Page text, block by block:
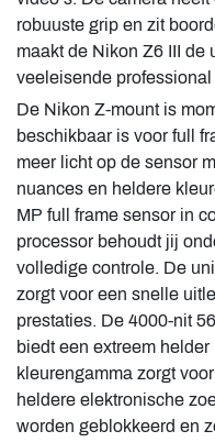
robuuste grip en zit
maakt de Nikon Z6 III de
veeleisende
De Nikon Z-mount is
beschikbaar is voor full
meer licht op de sensor
nuances en heldere
MP full frame sensor in
processor behoudt jij
volledige controle. De
zorgt voor een snelle
prestaties. De 4000-nit
biedt een extreem
kleurengamma zorgt
heldere elektronische
worden geblokkeerd en